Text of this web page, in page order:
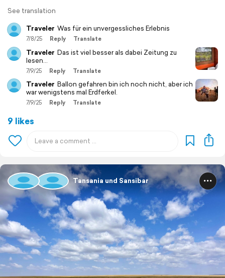
See translation
Traveler Was für ein unvergessliches Erlebnis
7/8/25 Reply Translate
Traveler Das ist viel besser als dabei Zeitung zu
lesen...
7/9/25 Reply Translate
Traveler Ballon gefahren bin ich noch nicht, aber ich
war wenigstens mal Erdferkel.
7/9/25 Reply Translate
9 likes
Tansania und Sansibar